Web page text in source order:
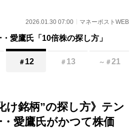
2026.01.30 07:00 マネーポストWEB
愛鷹氏「10倍株の探し方」
＃ 12 ＃ 13 ～ ＃21
け銘柄”の探し方》テン
愛鷹氏がかつて株価